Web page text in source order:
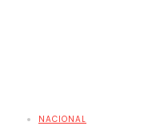
NACIONAL